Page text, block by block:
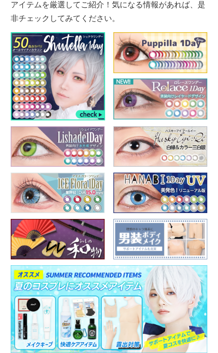
アイテムを厳選してご紹介！気になる情報があれば、是
非チェックしてみてください。